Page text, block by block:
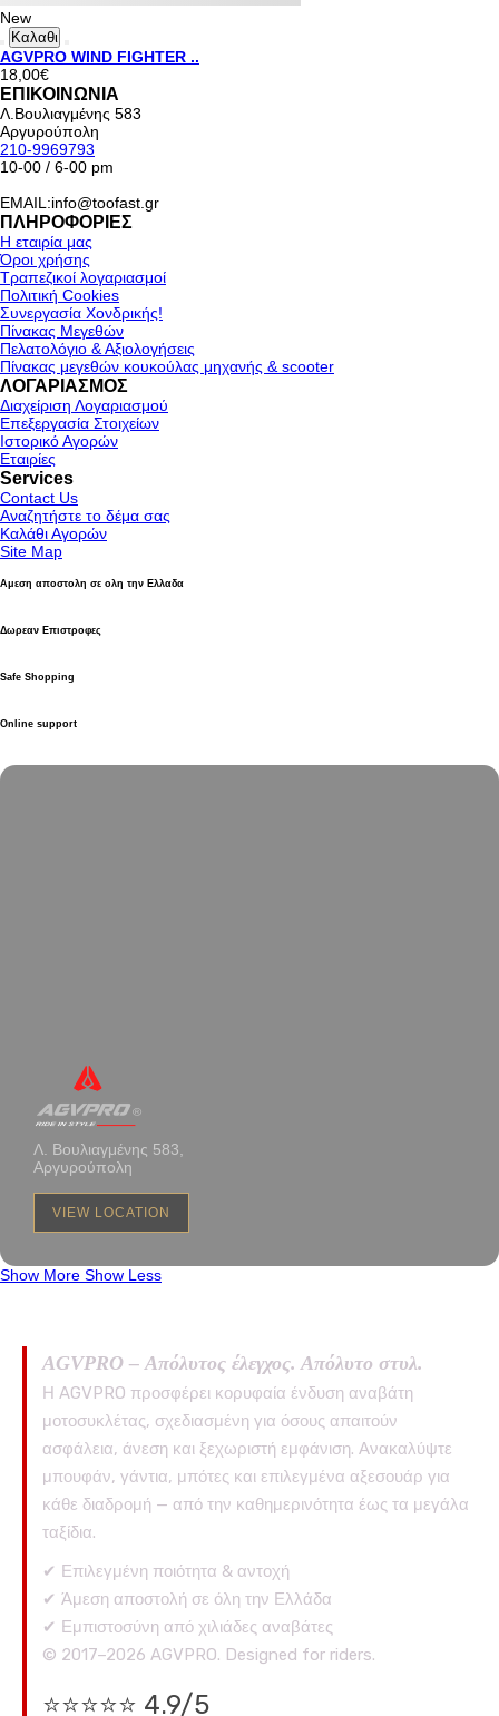
New
Καλαθι
AGVPRO WIND FIGHTER ..
18,00€
ΕΠΙΚΟΙΝΩΝΙΑ
Λ.Βουλιαγμένης 583
Αργυρούπολη
210-9969793
10-00 / 6-00 pm
EMAIL:info@toofast.gr
ΠΛΗΡΟΦΟΡΙΕΣ
Η εταιρία μας
Όροι χρήσης
Τραπεζικοί λογαριασμοί
Πολιτική Cookies
Συνεργασία Χονδρικής!
Πίνακας Μεγεθών
Πελατολόγιο & Αξιολογήσεις
Πίνακας μεγεθών κουκούλας μηχανής & scooter
ΛΟΓΑΡΙΑΣΜΟΣ
Διαχείριση Λογαριασμού
Επεξεργασία Στοιχείων
Ιστορικό Αγορών
Εταιρίες
Services
Contact Us
Αναζητήστε το δέμα σας
Καλάθι Αγορών
Site Map
Αμεση αποστολη σε ολη την Ελλαδα
Δωρεαν Επιστροφες
Safe Shopping
Online support
Λ. Βουλιαγμένης 583,
Αργυρούπολη
VIEW LOCATION
Show More Show Less
AGVPRO – Απόλυτος έλεγχος. Απόλυτο στυλ.
Η AGVPRO προσφέρει κορυφαία ένδυση αναβάτη
μοτοσυκλέτας, σχεδιασμένη για όσους απαιτούν
ασφάλεια, άνεση και ξεχωριστή εμφάνιση. Ανακαλύψτε
μπουφάν, γάντια, μπότες και επιλεγμένα αξεσουάρ για
κάθε διαδρομή — από την καθημερινότητα έως τα μεγάλα
ταξίδια.
✔ Επιλεγμένη ποιότητα & αντοχή
✔ Άμεση αποστολή σε όλη την Ελλάδα
✔ Εμπιστοσύνη από χιλιάδες αναβάτες
© 2017–2026 AGVPRO. Designed for riders.
⭐⭐⭐⭐⭐ 4.9/5